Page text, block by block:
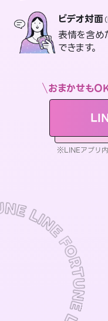
ビデオ対面
表情を含め
できます。
おまかせも
※LINEアプリ